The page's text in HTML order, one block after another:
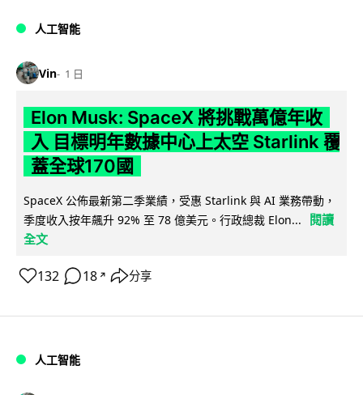
人工智能
Vin 1 日
Elon Musk: SpaceX 將挑戰萬億年收
入 目標明年數據中心上太空 Starlink 覆
蓋全球170國
SpaceX 公佈最新第二季業績，受惠 Starlink 與 AI 業務帶動，
季度收入按年飆升 92% 至 78 億美元。行政總裁 Elon...
閱讀
全文
132 18 ↗ 分享
人工智能